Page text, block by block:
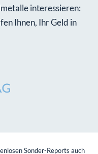
interessieren:
Ihnen, Ihr Geld in
Sonder-Reports auch